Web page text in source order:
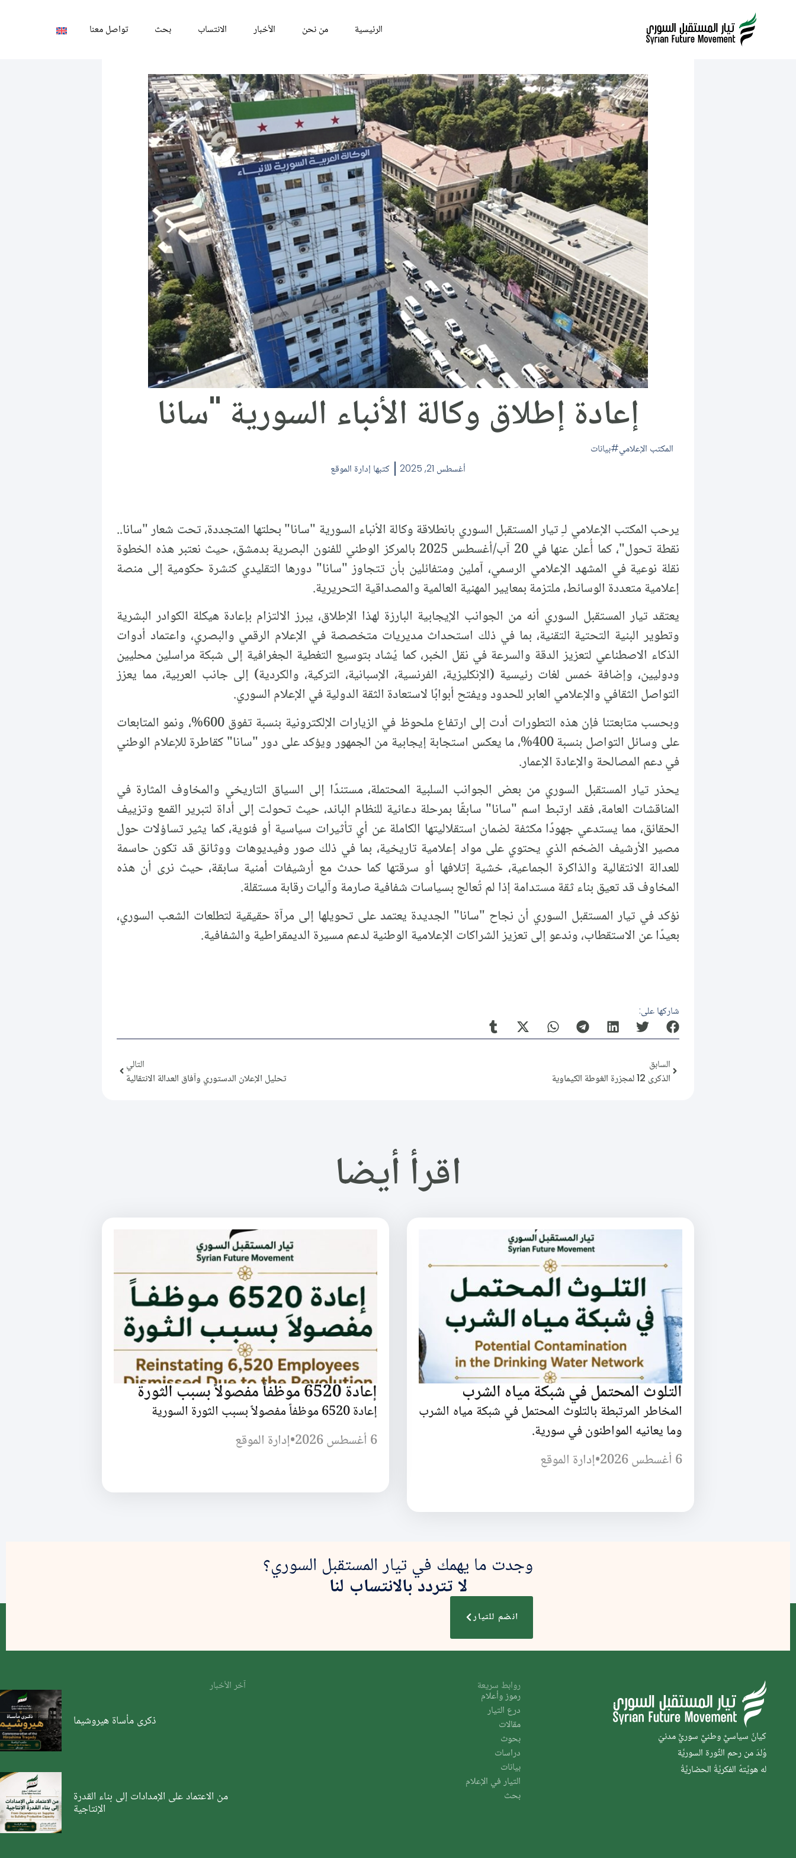
الرئيسية من نحن الأخبار الانتساب بحث تواصل معنا
إعادة إطلاق وكالة الأنباء السورية "سانا
المكتب الإعلامي
بيانات
أغسطس 21, 2025
كتبها إدارة الموقع
يرحب المكتب الإعلامي لـِ تيار المستقبل السوري بانطلاقة وكالة الأنباء السورية "سانا" بحلتها المتجددة، تحت شعار "سانا..
نقطة تحول"، كما أُعلن عنها في 20 آب/أغسطس 2025 بالمركز الوطني للفنون البصرية بدمشق، حيث نعتبر هذه الخطوة
نقلة نوعية في المشهد الإعلامي الرسمي، آملين ومتفائلين بأن تتجاوز "سانا" دورها التقليدي كنشرة حكومية إلى منصة
إعلامية متعددة الوسائط، ملتزمة بمعايير المهنية العالمية والمصداقية التحريرية.
يعتقد تيار المستقبل السوري أنه من الجوانب الإيجابية البارزة لهذا الإطلاق، يبرز الالتزام بإعادة هيكلة الكوادر البشرية
وتطوير البنية التحتية التقنية، بما في ذلك استحداث مديريات متخصصة في الإعلام الرقمي والبصري، واعتماد أدوات
الذكاء الاصطناعي لتعزيز الدقة والسرعة في نقل الخبر، كما يُشاد بتوسيع التغطية الجغرافية إلى شبكة مراسلين محليين
ودوليين، وإضافة خمس لغات رئيسية (الإنكليزية، الفرنسية، الإسبانية، التركية، والكردية) إلى جانب العربية، مما يعزز
التواصل الثقافي والإعلامي العابر للحدود ويفتح أبوابًا لاستعادة الثقة الدولية في الإعلام السوري.
وبحسب متابعتنا فإن هذه التطورات أدت إلى ارتفاع ملحوظ في الزيارات الإلكترونية بنسبة تفوق 600%، ونمو المتابعات
على وسائل التواصل بنسبة 400%، ما يعكس استجابة إيجابية من الجمهور ويؤكد على دور "سانا" كقاطرة للإعلام الوطني
في دعم المصالحة والإعادة الإعمار.
يحذر تيار المستقبل السوري من بعض الجوانب السلبية المحتملة، مستندًا إلى السياق التاريخي والمخاوف المثارة في
المناقشات العامة، فقد ارتبط اسم "سانا" سابقًا بمرحلة دعائية للنظام البائد، حيث تحولت إلى أداة لتبرير القمع وتزييف
الحقائق، مما يستدعي جهودًا مكثفة لضمان استقلاليتها الكاملة عن أي تأثيرات سياسية أو فئوية، كما يثير تساؤلات حول
مصير الأرشيف الضخم الذي يحتوي على مواد إعلامية تاريخية، بما في ذلك صور وفيديوهات ووثائق قد تكون حاسمة
للعدالة الانتقالية والذاكرة الجماعية، خشية إتلافها أو سرقتها كما حدث مع أرشيفات أمنية سابقة، حيث نرى أن هذه
المخاوف قد تعيق بناء ثقة مستدامة إذا لم تُعالج بسياسات شفافية صارمة وآليات رقابة مستقلة.
نؤكد في تيار المستقبل السوري أن نجاح "سانا" الجديدة يعتمد على تحويلها إلى مرآة حقيقية لتطلعات الشعب السوري،
بعيدًا عن الاستقطاب، وندعو إلى تعزيز الشراكات الإعلامية الوطنية لدعم مسيرة الديمقراطية والشفافية.
شاركها على:
السابق
الذكرى 12 لمجزرة الغوطة الكيماوية
التالي
تحليل الإعلان الدستوري وآفاق العدالة الانتقالية
اقرأ أيضا
التلوث المحتمل في شبكة مياه الشرب
المخاطر المرتبطة بالتلوث المحتمل في شبكة مياه الشرب
وما يعانيه المواطنون في سورية.
6 أغسطس 2026
•إدارة الموقع
إعادة 6520 موظفاً مفصولاً بسبب الثورة
إعادة 6520 موظفاً مفصولاً بسبب الثورة السورية
6 أغسطس 2026
•إدارة الموقع
وجدت ما يهمك في تيار المستقبل السوري؟
لا تتردد بالانتساب لنا
انضم للتيار
كيانٌ سياسيٌّ وطنيٌّ سوريٌّ مدنيّ
وُلدَ من رحم الثَّورة السوريَّة
له هويَّتهُ الفكريَّةُ الحضاريَّةُ
روابط سريعة
رموز وأعلام
درع التيار
مقالات
بحوث
دراسات
بيانات
التيار في الإعلام
بحث
آخر الأخبار
ذكرى مأساة هيروشيما
من الاعتماد على الإمدادات إلى بناء القدرة
الإنتاجية